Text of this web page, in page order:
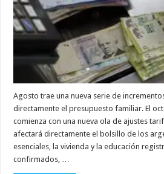
Agosto trae una nueva serie de
directamente el presupuesto familiar. El
comienza con una nueva ola de ajustes
afectará directamente el bolsillo de los
esenciales, la vivienda y la educación
confirmados, …